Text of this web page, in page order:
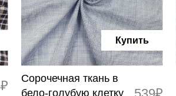
Купить
Сорочечная ткань в
бело-голубую клетку